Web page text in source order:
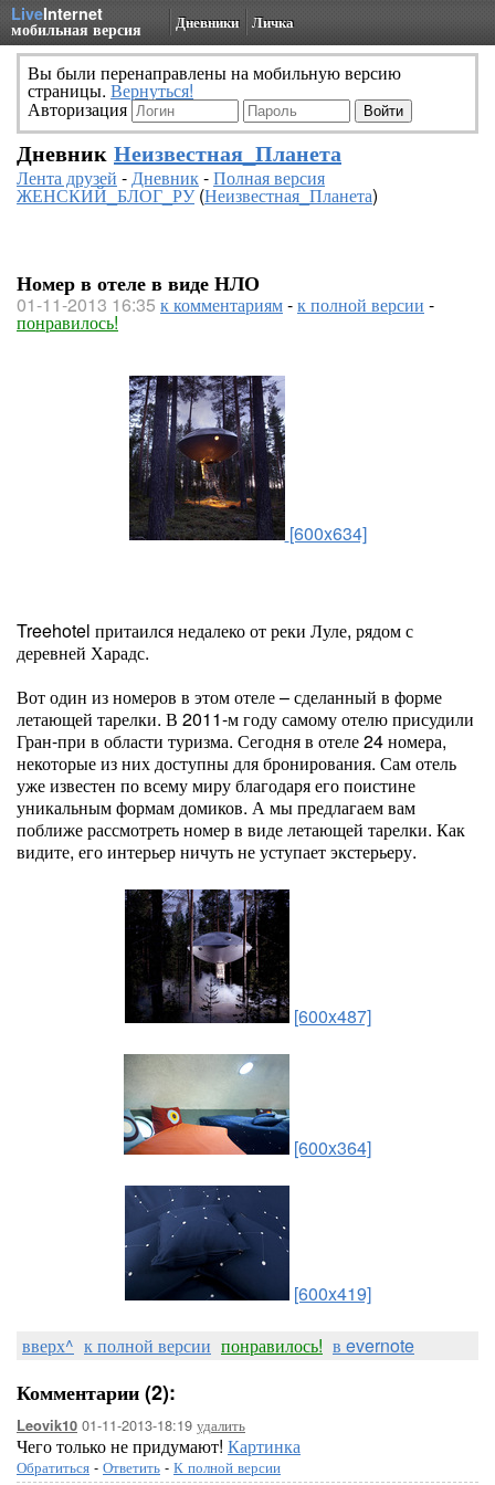
LiveInternet
мобильная версия Дневники Личка
Вы были перенаправлены на мобильную версию
страницы. Вернуться!
Авторизация
Дневник Неизвестная_Планета
Лента друзей -Дневник-Полная версия
ЖЕНСКИЙ_БЛОГ_РУ(Неизвестная_Планета)
Номер в отеле в виде НЛО
01-11-2013 16:35 к комментариям-к полной версии -
понравилось!
[600x634]
Treehotel притаился недалеко от реки Луле, рядом с
деревней Харадс.
Вот один из номеров в этом отеле – сделанный в форме
летающей тарелки. В 2011-м году самому отелю присудили
Гран-при в области туризма. Сегодня в отеле 24 номера,
некоторые из них доступны для бронирования. Сам отель
уже известен по всему миру благодаря его поистине
уникальным формам домиков. А мы предлагаем вам
поближе рассмотреть номер в виде летающей тарелки. Как
видите, его интерьер ничуть не уступает экстерьеру.
[600x487]
[600x364]
[600x419]
вверх^ к полной версии понравилось! в evernote
Комментарии (2):
Leovik10 01-11-2013-18:19 удалить
Чего только не придумают! Картинка
Обратиться - Ответить - К полной версии